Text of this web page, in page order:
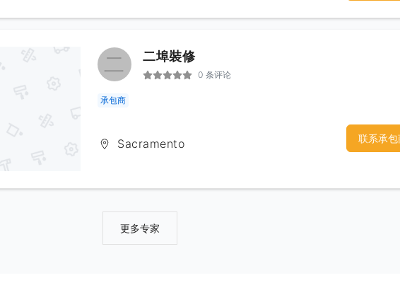
二 二埠裝修
0 条评论
承包商
Sacramento 联系承包
更多专家